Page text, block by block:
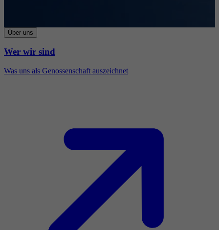
Über uns
Wer wir sind
Was uns als Genossenschaft auszeichnet